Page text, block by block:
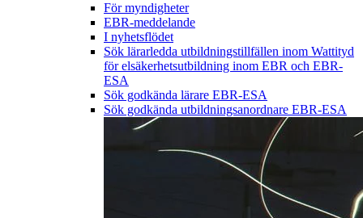
För myndigheter
EBR-meddelande
I nyhetsflödet
Sök lärarledda utbildningstillfällen inom Wattityd
för elsäkerhetsutbildning inom EBR och EBR-
ESA
Sök godkända lärare EBR-ESA
Sök godkända utbildningsanordnare EBR-ESA